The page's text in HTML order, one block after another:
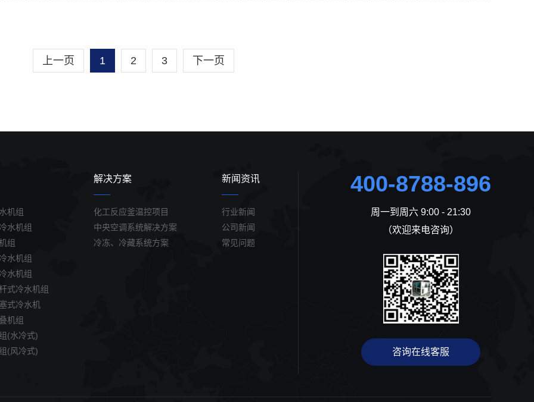
上一页 1 2 3 下一页
机组
水机组
组
水机组
水机组
式冷水机组
式冷水机
机组
(水冷式)
(风冷式)
解决方案
化工反应釜温控项目
中央空调系统解决方案
冷冻、冷藏系统方案
新闻资讯
行业新闻
公司新闻
常见问题
400-8788-896
周一到周六 9:00 - 21:30
（欢迎来电咨询）
咨询在线客服